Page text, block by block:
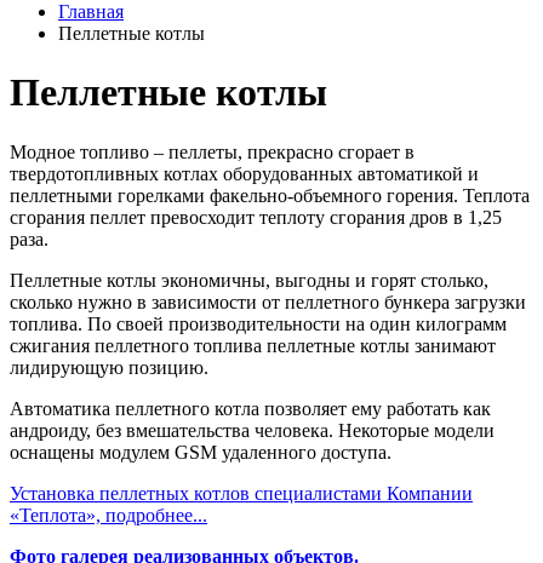
Главная
Пеллетные котлы
Пеллетные котлы
Модное топливо – пеллеты, прекрасно сгорает в
твердотопливных котлах оборудованных автоматикой и
пеллетными горелками факельно-объемного горения. Теплота
сгорания пеллет превосходит теплоту сгорания дров в 1,25
раза.
Пеллетные котлы экономичны, выгодны и горят столько,
сколько нужно в зависимости от пеллетного бункера загрузки
топлива. По своей производительности на один килограмм
сжигания пеллетного топлива пеллетные котлы занимают
лидирующую позицию.
Автоматика пеллетного котла позволяет ему работать как
андроиду, без вмешательства человека. Некоторые модели
оснащены модулем GSM удаленного доступа.
Установка пеллетных котлов специалистами Компании
«Теплота», подробнее...
Фото галерея реализованных объектов.